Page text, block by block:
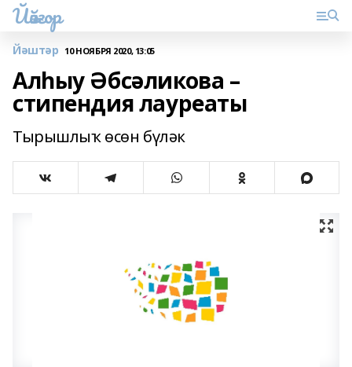
Йәйғор
Йәштәр 10 НОЯБРЯ 2020, 13:05
Алһыу Әбсәликова –
стипендия лауреаты
Тырышлыҡ өсөн бүләк